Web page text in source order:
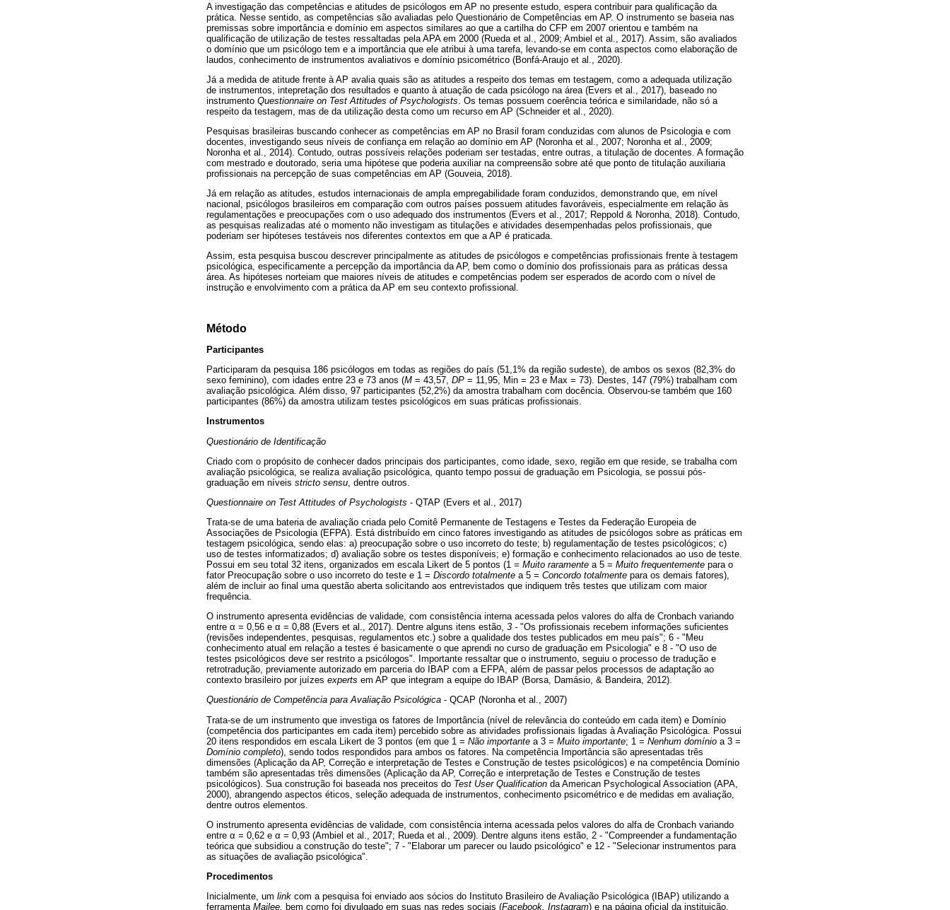
A investigação das competências e atitudes de psicólogos em AP no presente estudo, espera contribuir para qualificação da
prática. Nesse sentido, as competências são avaliadas pelo Questionário de Competências em AP. O instrumento se baseia nas
premissas sobre importância e domínio em aspectos similares ao que a cartilha do CFP em 2007 orientou e também na
qualificação de utilização de testes ressaltadas pela APA em 2000 (Rueda et al., 2009; Ambiel et al., 2017). Assim, são avaliados
o domínio que um psicólogo tem e a importância que ele atribui à uma tarefa, levando-se em conta aspectos como elaboração de
laudos, conhecimento de instrumentos avaliativos e domínio psicométrico (Bonfá-Araujo et al., 2020).
Já a medida de atitude frente à AP avalia quais são as atitudes a respeito dos temas em testagem, como a adequada utilização
de instrumentos, intepretação dos resultados e quanto à atuação de cada psicólogo na área (Evers et al., 2017), baseado no
instrumento Questionnaire on Test Attitudes of Psychologists . Os temas possuem coerência teórica e similaridade, não só a
respeito da testagem, mas de da utilização desta como um recurso em AP (Schneider et al., 2020).
Pesquisas brasileiras buscando conhecer as competências em AP no Brasil foram conduzidas com alunos de Psicologia e com
docentes, investigando seus níveis de confiança em relação ao domínio em AP (Noronha et al., 2007; Noronha et al., 2009;
Noronha et al., 2014). Contudo, outras possíveis relações poderiam ser testadas, entre outras, a titulação de docentes. A formação
com mestrado e doutorado, seria uma hipótese que poderia auxiliar na compreensão sobre até que ponto de titulação auxiliaria
profissionais na percepção de suas competências em AP (Gouveia, 2018).
Já em relação as atitudes, estudos internacionais de ampla empregabilidade foram conduzidos, demonstrando que, em nível
nacional, psicólogos brasileiros em comparação com outros países possuem atitudes favoráveis, especialmente em relação às
regulamentações e preocupações com o uso adequado dos instrumentos (Evers et al., 2017; Reppold & Noronha, 2018). Contudo,
as pesquisas realizadas até o momento não investigam as titulações e atividades desempenhadas pelos profissionais, que
poderiam ser hipóteses testáveis nos diferentes contextos em que a AP é praticada.
Assim, esta pesquisa buscou descrever principalmente as atitudes de psicólogos e competências profissionais frente à testagem
psicológica, especificamente a percepção da importância da AP, bem como o domínio dos profissionais para as práticas dessa
área. As hipóteses norteiam que maiores níveis de atitudes e competências podem ser esperados de acordo com o nível de
instrução e envolvimento com a prática da AP em seu contexto profissional.
Método
Participantes
Participaram da pesquisa 186 psicólogos em todas as regiões do país (51,1% da região sudeste), de ambos os sexos (82,3% do
sexo feminino), com idades entre 23 e 73 anos (M = 43,57, DP = 11,95, Min = 23 e Max = 73). Destes, 147 (79%) trabalham com
avaliação psicológica. Além disso, 97 participantes (52,2%) da amostra trabalham com docência. Observou-se também que 160
participantes (86%) da amostra utilizam testes psicológicos em suas práticas profissionais.
Instrumentos
Questionário de Identificação
Criado com o propósito de conhecer dados principais dos participantes, como idade, sexo, região em que reside, se trabalha com
avaliação psicológica, se realiza avaliação psicológica, quanto tempo possui de graduação em Psicologia, se possui pós-
graduação em níveis stricto sensu , dentre outros.
Questionnaire on Test Attitudes of Psychologists - QTAP (Evers et al., 2017)
Trata-se de uma bateria de avaliação criada pelo Comitê Permanente de Testagens e Testes da Federação Europeia de
Associações de Psicologia (EFPA). Está distribuído em cinco fatores investigando as atitudes de psicólogos sobre as práticas em
testagem psicológica, sendo elas: a) preocupação sobre o uso incorreto do teste; b) regulamentação de testes psicológicos; c)
uso de testes informatizados; d) avaliação sobre os testes disponíveis; e) formação e conhecimento relacionados ao uso de teste.
Possui em seu total 32 itens, organizados em escala Likert de 5 pontos (1 = Muito raramente a 5 = Muito frequentemente para o
fator Preocupação sobre o uso incorreto do teste e 1 = Discordo totalmente a 5 = Concordo totalmente para os demais fatores),
além de incluir ao final uma questão aberta solicitando aos entrevistados que indiquem três testes que utilizam com maior
frequência.
O instrumento apresenta evidências de validade, com consistência interna acessada pelos valores do alfa de Cronbach variando
entre α = 0,56 e α = 0,88 (Evers et al., 2017). Dentre alguns itens estão, 3 - "Os profissionais recebem informações suficientes
(revisões independentes, pesquisas, regulamentos etc.) sobre a qualidade dos testes publicados em meu país"; 6 - "Meu
conhecimento atual em relação a testes é basicamente o que aprendi no curso de graduação em Psicologia" e 8 - "O uso de
testes psicológicos deve ser restrito a psicólogos". Importante ressaltar que o instrumento, seguiu o processo de tradução e
retrotradução, previamente autorizado em parceria do IBAP com a EFPA, além de passar pelos processos de adaptação ao
contexto brasileiro por juízes experts em AP que integram a equipe do IBAP (Borsa, Damásio, & Bandeira, 2012).
Questionário de Competência para Avaliação Psicológica - QCAP (Noronha et al., 2007)
Trata-se de um instrumento que investiga os fatores de Importância (nível de relevância do conteúdo em cada item) e Domínio
(competência dos participantes em cada item) percebido sobre as atividades profissionais ligadas à Avaliação Psicológica. Possui
20 itens respondidos em escala Likert de 3 pontos (em que 1 = Não importante a 3 = Muito importante; 1 = Nenhum domínio a 3 =
Domínio completo), sendo todos respondidos para ambos os fatores. Na competência Importância são apresentadas três
dimensões (Aplicação da AP, Correção e interpretação de Testes e Construção de testes psicológicos) e na competência Domínio
também são apresentadas três dimensões (Aplicação da AP, Correção e interpretação de Testes e Construção de testes
psicológicos). Sua construção foi baseada nos preceitos do Test User Qualification da American Psychological Association (APA,
2000), abrangendo aspectos éticos, seleção adequada de instrumentos, conhecimento psicométrico e de medidas em avaliação,
dentre outros elementos.
O instrumento apresenta evidências de validade, com consistência interna acessada pelos valores do alfa de Cronbach variando
entre α = 0,62 e α = 0,93 (Ambiel et al., 2017; Rueda et al., 2009). Dentre alguns itens estão, 2 - "Compreender a fundamentação
teórica que subsidiou a construção do teste"; 7 - "Elaborar um parecer ou laudo psicológico" e 12 - "Selecionar instrumentos para
as situações de avaliação psicológica".
Procedimentos
Inicialmente, um link com a pesquisa foi enviado aos sócios do Instituto Brasileiro de Avaliação Psicológica (IBAP) utilizando a
ferramenta Mailee, bem como foi divulgado em suas nas redes sociais (Facebook, Instagram) e na página oficial da instituição,